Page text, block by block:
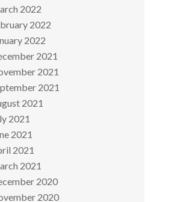
2022
2022
2022
2021
2021
2021
2021
2021
2021
2021
2021
2020
2020